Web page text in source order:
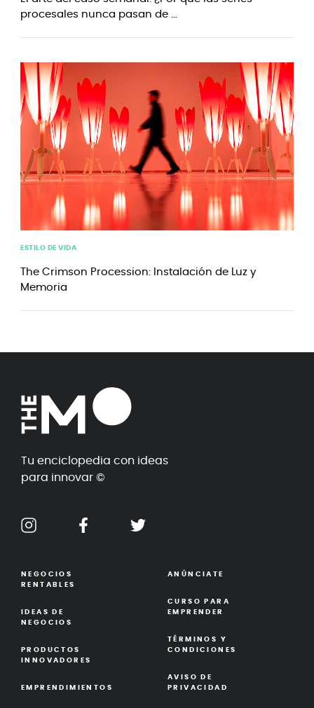
procesales nunca pasan de ...
ESTILO DE VIDA
The Crimson Procession: Instalación de Luz y
Memoria
Tu enciclopedia con ideas
para innovar ©
NEGOCIOS
RENTABLES
IDEAS DE
NEGOCIOS
PRODUCTOS
INNOVADORES
EMPRENDIMIENTOS
ANÚNCIATE
CURSO PARA
EMPRENDER
TÉRMINOS Y
CONDICIONES
AVISO DE
PRIVACIDAD